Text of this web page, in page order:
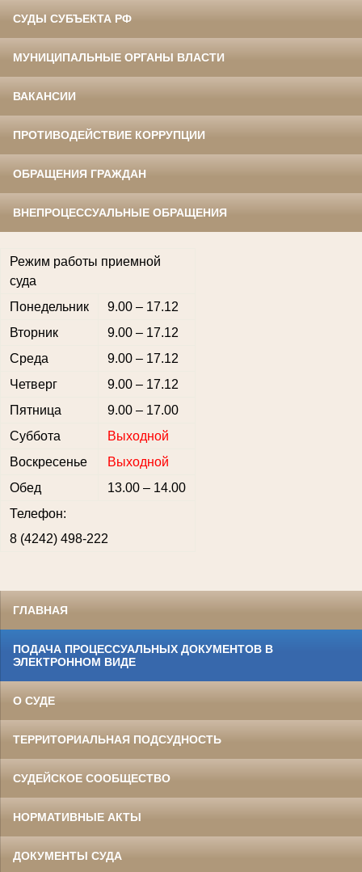
СУДЫ СУБЪЕКТА РФ
МУНИЦИПАЛЬНЫЕ ОРГАНЫ ВЛАСТИ
ВАКАНСИИ
ПРОТИВОДЕЙСТВИЕ КОРРУПЦИИ
ОБРАЩЕНИЯ ГРАЖДАН
ВНЕПРОЦЕССУАЛЬНЫЕ ОБРАЩЕНИЯ
Режим работы приемной
суда
Понедельник
9.00 – 17.12
Вторник
9.00 – 17.12
Среда
9.00 – 17.12
Четверг
9.00 – 17.12
Пятница
9.00 – 17.00
Суббота
Выходной
Воскресенье
Выходной
Обед
13.00 – 14.00
Телефон:
8 (4242) 498-222
ГЛАВНАЯ
ПОДАЧА ПРОЦЕССУАЛЬНЫХ ДОКУМЕНТОВ В
ЭЛЕКТРОННОМ ВИДЕ
О СУДЕ
ТЕРРИТОРИАЛЬНАЯ ПОДСУДНОСТЬ
СУДЕЙСКОЕ СООБЩЕСТВО
НОРМАТИВНЫЕ АКТЫ
ДОКУМЕНТЫ СУДА